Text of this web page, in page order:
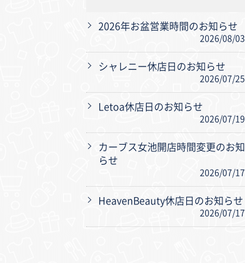
2026年お盆営業時間のお知らせ
2026/08/03
シャレニー休店日のお知らせ
2026/07/25
Letoa休店日のお知らせ
2026/07/19
カーブス女池開店時間変更のお知
らせ
2026/07/17
HeavenBeauty休店日のお知らせ
2026/07/17